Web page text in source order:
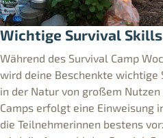
Wichtige Survival
Während des Survival Camp
wird deine Beschenkte
in der Natur von großem
Camps erfolgt eine Einweisung
die Teilnehmerinnen bestens